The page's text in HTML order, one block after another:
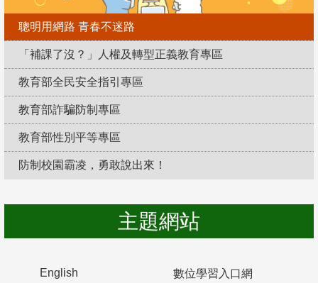
聰明用網路 青春不迷路
「補課了沒？」人權及轉型正義教育專區
教育部全民安全指引專區
教育部詐騙防制專區
教育部性別平等專區
防制校園霸凌，勇敢說出來！
主題網站
English 數位學習入口網